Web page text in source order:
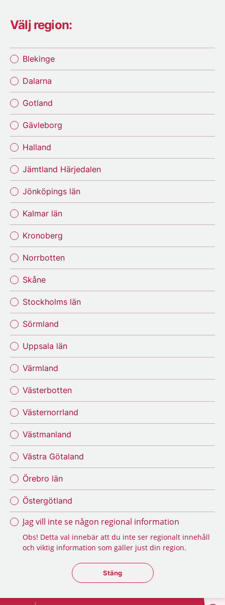
Välj region:
Blekinge
Dalarna
Gotland
Gävleborg
Halland
Jämtland Härjedalen
Jönköpings län
Kalmar län
Kronoberg
Norrbotten
Skåne
Stockholms län
Sörmland
Uppsala län
Värmland
Västerbotten
Västernorrland
Västmanland
Västra Götaland
Örebro län
Östergötland
Jag vill inte se någon regional information
Obs! Detta val innebär att du inte ser regionalt innehåll
och viktig information som gäller just din region.
Stäng regionsväljaren
Stäng